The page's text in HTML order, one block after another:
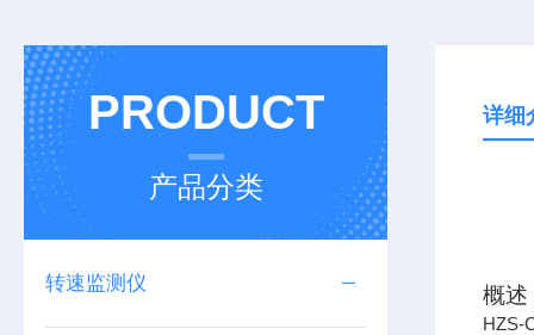
PRODUCT
产品分类
转速监测仪
详细
概述
HZS-